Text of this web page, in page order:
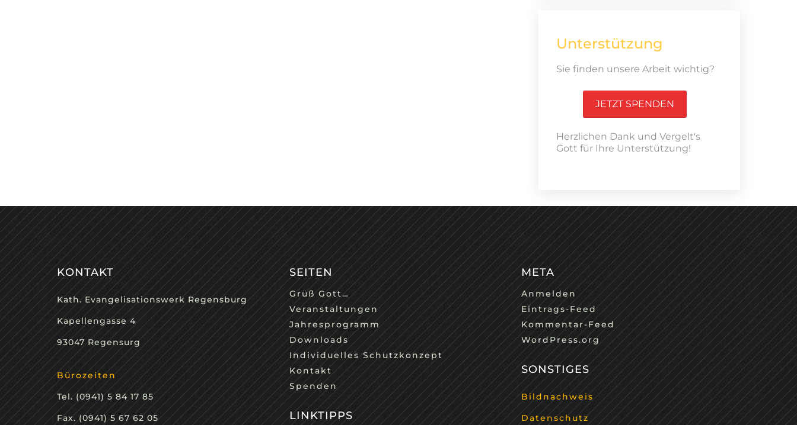
Unterstützung
Sie finden unsere Arbeit wichtig?
JETZT SPENDEN
Herzlichen Dank und Vergelt's
Gott für Ihre Unterstützung!
KONTAKT
Kath. Evangelisationswerk Regensburg
Kapellengasse 4
93047 Regensurg
Bürozeiten
Tel. (0941) 5 84 17 85
Fax. (0941) 5 67 62 05
SEITEN
Grüß Gott…
Veranstaltungen
Jahresprogramm
Downloads
Individuelles Schutzkonzept
Kontakt
Spenden
LINKTIPPS
META
Anmelden
Eintrags-Feed
Kommentar-Feed
WordPress.org
SONSTIGES
Bildnachweis
Datenschutz